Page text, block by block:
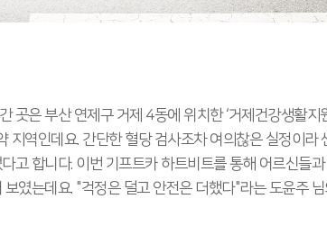
곳은 부산 연제구 거제 4동에 위치한 ‘거제건강생활지
지역인데요. 간단한 혈당 검사조차 여의찮은 실정이라
고 합니다. 이번 기프트카 하트비트를 통해 어르신들
였는데요. "걱정은 덜고 안전은 더했다"라는 도윤주